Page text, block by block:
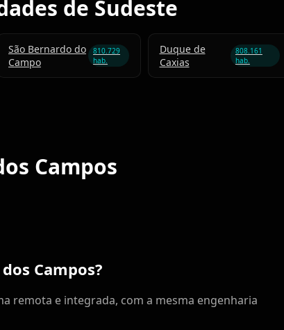
de Sudeste
São Bernardo do
Campo
810.729
hab.
Duque de
Caxias
808.161
hab.
Campos
Campos?
remota e integrada, com a mesma engenharia